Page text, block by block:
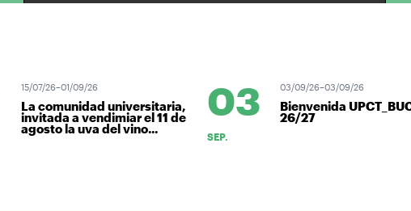
15/07/26–01/09/26
La comunidad universitaria,
invitada a vendimiar el 11 de
agosto la uva del vino...
03
SEP.
03/09/26–03/09/26
Bienvenida UPCT_BUC
26/27